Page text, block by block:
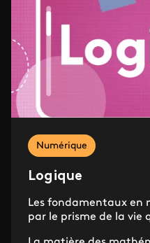
Numérique
Logique
Les fondamentaux en
par le prisme de la vie